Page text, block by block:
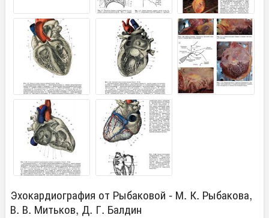
Эхокардиография от Рыбаковой - М. К. Рыбакова,
В. В. Митьков, Д. Г. Балдин